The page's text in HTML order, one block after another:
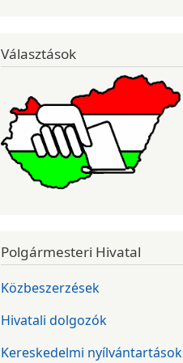
Választások
Polgármesteri Hivatal
Közbeszerzések
Hivatali dolgozók
Kereskedelmi nyílvántartások